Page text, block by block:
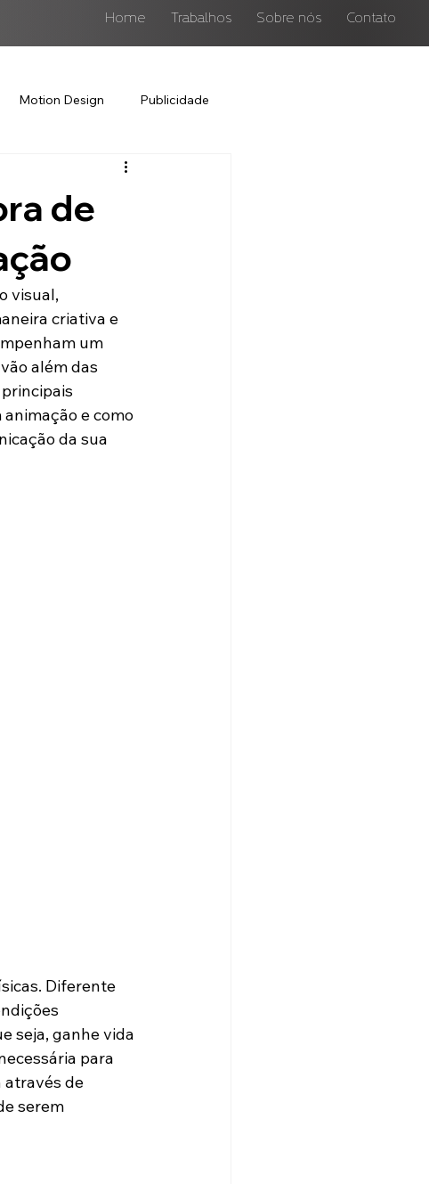
Home Trabalhos Sobre nós Contato
Motion Design Publicidade
de
visual,
criativa e
um
além das
e como
da sua
Diferente
seja, ganhe vida
para
através de
serem